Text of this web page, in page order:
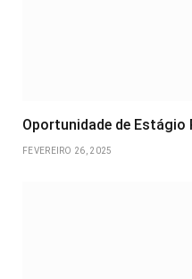
Oportunidade de
FEVEREIRO 26, 2025